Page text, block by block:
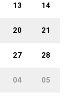
13 14
20 21
27 28
04 05